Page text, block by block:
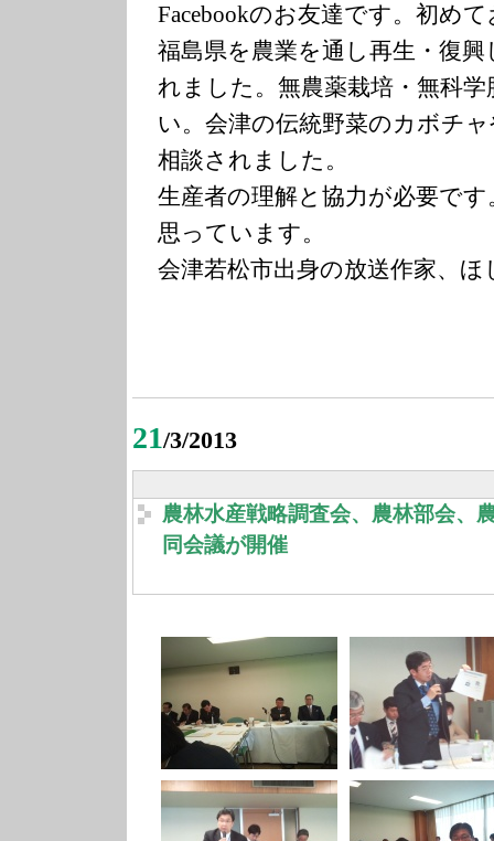
Facebookのお友達です。初め
福島県を農業を通し再生・復
れました。無農薬栽培・無科
い。会津の伝統野菜のカボチ
相談されました。
生産者の理解と協力が必要で
思っています。
会津若松市出身の放送作家、
21/3/2013
農林水産戦略調査会、農林部会、
同会議が開催